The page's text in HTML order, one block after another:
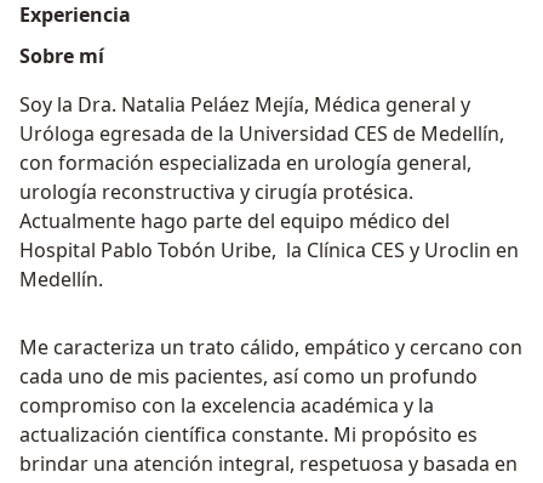
Experiencia
Sobre mí
Soy la Dra. Natalia Peláez Mejía, Médica general y
Uróloga egresada de la Universidad CES de Medellín,
con formación especializada en urología general,
urología reconstructiva y cirugía protésica.
Actualmente hago parte del equipo médico del
Hospital Pablo Tobón Uribe, la Clínica CES y Uroclin en
Medellín.
Me caracteriza un trato cálido, empático y cercano con
cada uno de mis pacientes, así como un profundo
compromiso con la excelencia académica y la
actualización científica constante. Mi propósito es
brindar una atención integral, respetuosa y basada en